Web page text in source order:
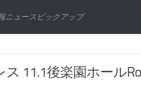
ニュースピックアップ
11.1後楽園ホール